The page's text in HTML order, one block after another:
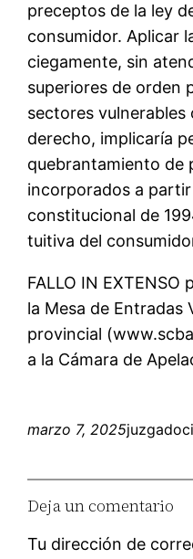
preceptos de la ley
consumidor. Aplicar
ciegamente, sin
superiores de orden
sectores vulnerables
derecho, implicaría
quebrantamiento de
incorporados a
constitucional de
tuitiva del
FALLO IN
la Mesa de Entradas
provincial
a la Cámara de
marzo 7, 2025
Deja un comentario
Tu dirección de